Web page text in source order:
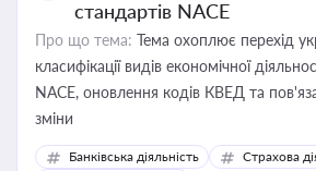
стандартів NACE
Про що тема: Тема охоплює перехід
класифікації видів економічної
NACE, оновлення кодів КВЕД та
зміни
Банківська діяльність
Страхова